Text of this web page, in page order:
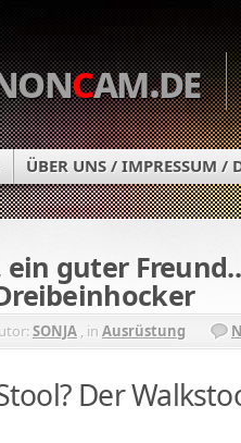
cam.de
ÜBER UNS / IMPRESSUM /
ein guter
SONJA , in Ausrüstung
Der